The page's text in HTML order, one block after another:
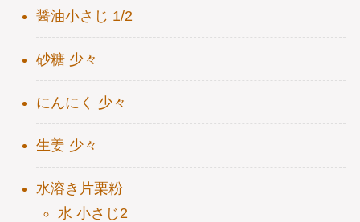
醤油小さじ 1/2
砂糖 少々
にんにく 少々
生姜 少々
水溶き片栗粉
水 小さじ2